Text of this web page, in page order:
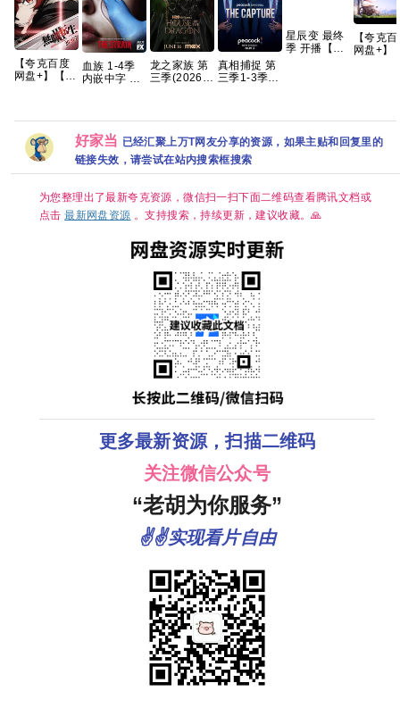
【夸克百度
网盘+】【重
事 开播2集
血族 1-4季
内嵌中字 高
龙之家族 第
三季(2026)
1-2季][8GB
集]
真相捕捉 第
三季1-3季
星辰变 最终
季 开播【更
【夸克
网盘+】
传系列原
REMUX
好家当 已经汇聚上万T网友分享的资源，如果主贴和回复里的
链接失效，请尝试在站内搜索框搜索
为您整理出了最新夸克资源，微信扫一扫下面二维码查看腾讯文档或
点击最新网盘资源 。支持搜索，持续更新，建议收藏。🙏
更多最新资源，扫描二维码
关注微信公众号
“老胡为你服务”
✌✌实现看片自由